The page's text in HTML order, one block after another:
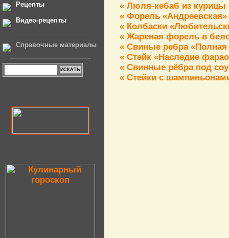
Рецепты
Видео-рецепты
Справочные материалы
« Люля-кебаб из
« Форель «Андреевская»
« Колбаски
« Жареная форель в
« Свиные ребра «Полная
« Стейк «Наследие
« Свинные рёбра под
« Стейки с